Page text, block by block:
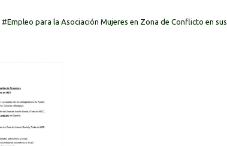
#Empleo para la Asociación Mujeres en Zona de Conflicto en sus